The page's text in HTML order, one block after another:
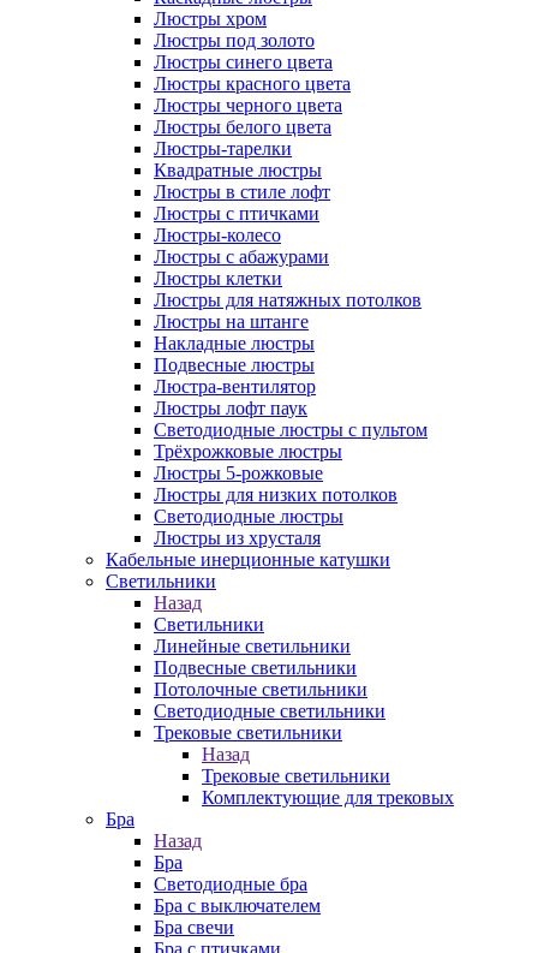
Люстры хром
Люстры под золото
Люстры синего цвета
Люстры красного цвета
Люстры черного цвета
Люстры белого цвета
Люстры-тарелки
Квадратные люстры
Люстры в стиле лофт
Люстры с птичками
Люстры-колесо
Люстры с абажурами
Люстры клетки
Люстры для натяжных потолков
Люстры на штанге
Накладные люстры
Подвесные люстры
Люстра-вентилятор
Люстры лофт паук
Светодиодные люстры с пультом
Трёхрожковые люстры
Люстры 5-рожковые
Люстры для низких потолков
Cветодиодные люстры
Люстры из хрусталя
Кабельные инерционные катушки
Светильники
Назад
Светильники
Линейные светильники
Подвесные светильники
Потолочные светильники
Светодиодные светильники
Трековые светильники
Назад
Трековые светильники
Комплектующие для трековых
Бра
Назад
Бра
Светодиодные бра
Бра с выключателем
Бра свечи
Бра с птичками